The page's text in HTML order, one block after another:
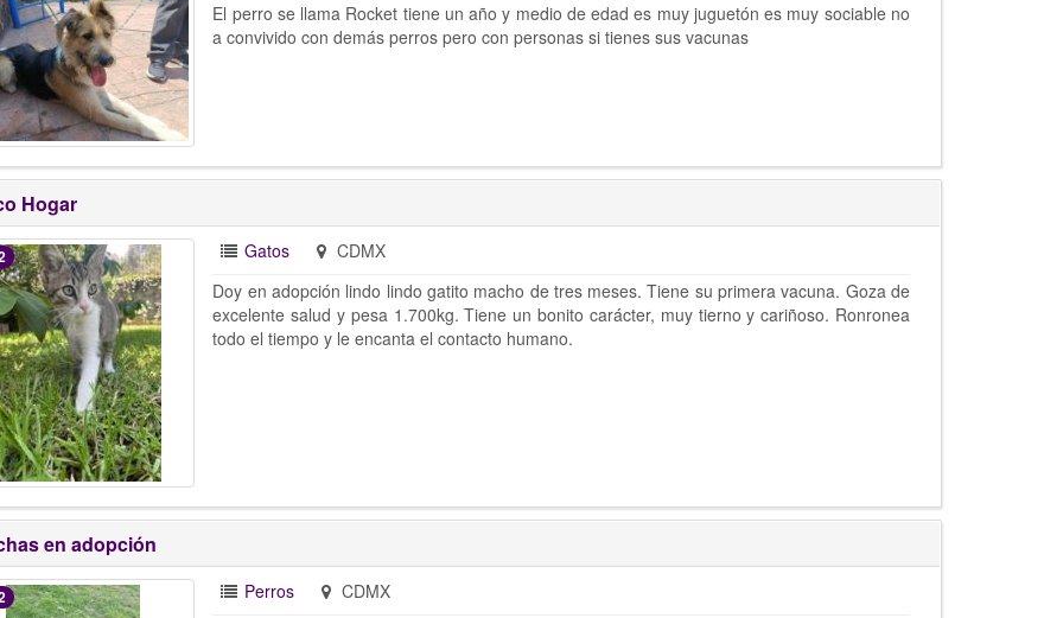
El perro se llama Rocket tiene un año y medio de edad es muy juguetón es muy sociable no
a convivido con demás perros pero con personas si tienes sus vacunas
Hogar
Gatos
CDMX
Doy en adopción lindo lindo gatito macho de tres meses. Tiene su primera vacuna. Goza de
excelente salud y pesa 1.700kg. Tiene un bonito carácter, muy tierno y cariñoso. Ronronea
todo el tiempo y le encanta el contacto humano.
en adopción
Perros
CDMX